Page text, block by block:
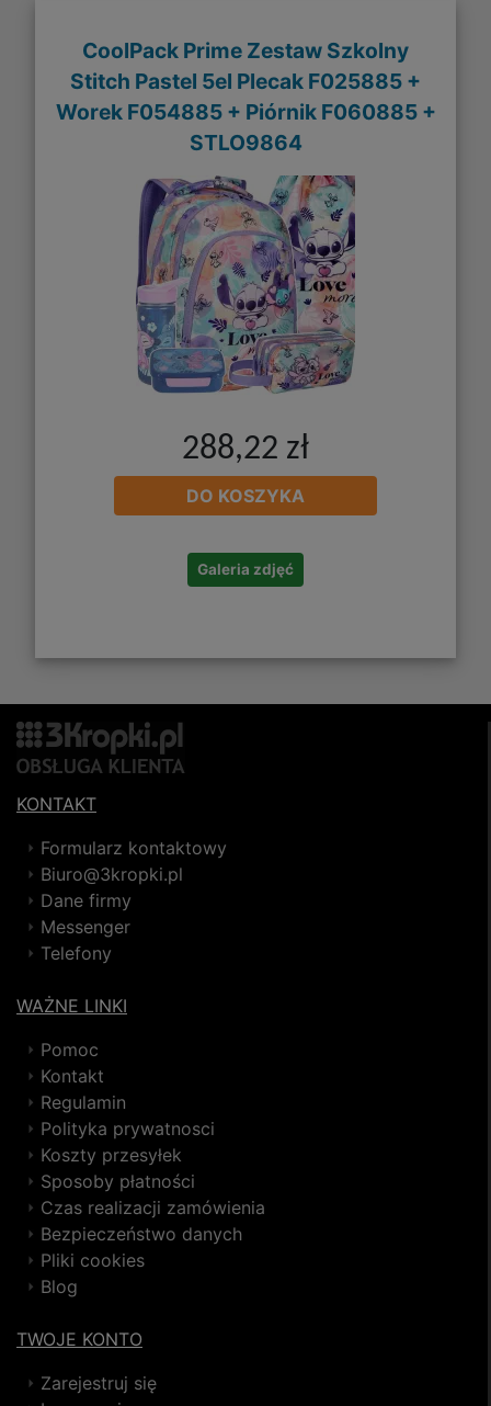
CoolPack Prime Zestaw Szkolny
Stitch Pastel 5el Plecak F025885 +
Worek F054885 + Piórnik F060885 +
STLO9864
288,22 zł
DO KOSZYKA
Galeria zdjęć
KONTAKT
Formularz kontaktowy
Biuro@3kropki.pl
Dane firmy
Messenger
Telefony
WAŻNE LINKI
Pomoc
Kontakt
Regulamin
Polityka prywatnosci
Koszty przesyłek
Sposoby płatności
Czas realizacji zamówienia
Bezpieczeństwo danych
Pliki cookies
Blog
TWOJE KONTO
Zarejestruj się